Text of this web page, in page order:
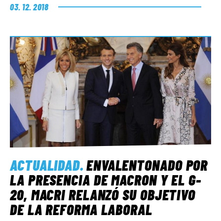
03. 12. 2018
ACTUALIDAD.ENVALENTONADO POR
LA PRESENCIA DE MACRON Y EL G-
20, MACRI RELANZÓ SU OBJETIVO
DE LA REFORMA LABORAL